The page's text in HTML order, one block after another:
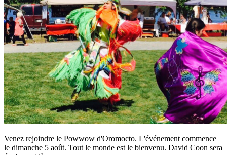
Venez rejoindre le Powwow d'Oromocto. L'événement commence
le dimanche 5 août. Tout le monde est le bienvenu. David Coon sera